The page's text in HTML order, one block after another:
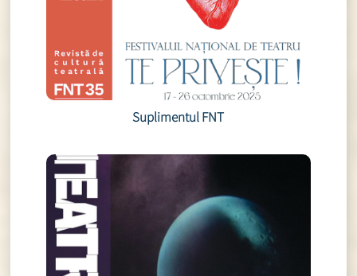
Suplimentul FNT